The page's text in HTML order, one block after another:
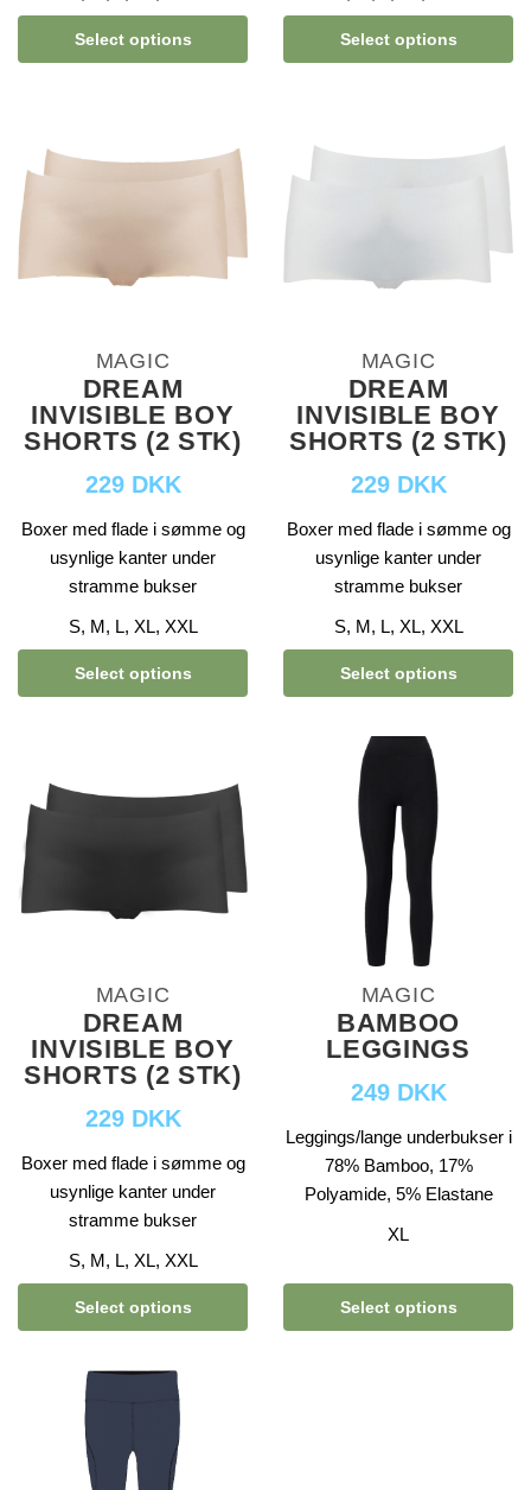
Select options Select options
MAGIC
DREAM
INVISIBLE BOY
SHORTS (2 STK)
229 DKK
Boxer med flade i sømme og
usynlige kanter under
stramme bukser
S, M, L, XL, XXL
Select options
MAGIC
DREAM
INVISIBLE BOY
SHORTS (2 STK)
229 DKK
Boxer med flade i sømme og
usynlige kanter under
stramme bukser
S, M, L, XL, XXL
Select options
MAGIC
DREAM
INVISIBLE BOY
SHORTS (2 STK)
229 DKK
Boxer med flade i sømme og
usynlige kanter under
stramme bukser
S, M, L, XL, XXL
Select options
MAGIC
BAMBOO
LEGGINGS
249 DKK
Leggings/lange underbukser i
78% Bamboo, 17%
Polyamide, 5% Elastane
XL
Select options